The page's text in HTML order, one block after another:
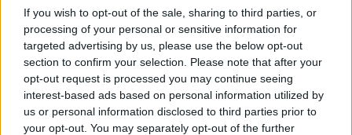
If you wish to opt-out of the sale, sharing to third parties, or
processing of your personal or sensitive information for
targeted advertising by us, please use the below opt-out
section to confirm your selection. Please note that after your
opt-out request is processed you may continue seeing
interest-based ads based on personal information utilized by
us or personal information disclosed to third parties prior to
your opt-out. You may separately opt-out of the further
MOTOR GREEN